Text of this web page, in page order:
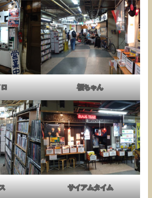
福ちゃん
サイアムタイム